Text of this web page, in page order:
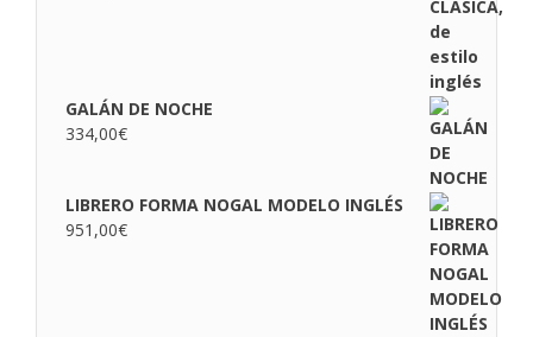
GALÁN DE NOCHE
334,00€
LIBRERO FORMA NOGAL MODELO INGLÉS
951,00€